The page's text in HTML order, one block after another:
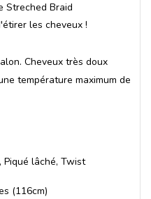
Streched Braid
les cheveux !
Cheveux très doux
température maximum de
Piqué lâché, Twist
(116cm)